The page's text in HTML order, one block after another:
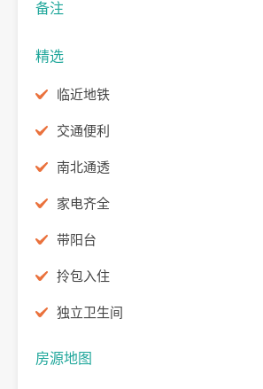
备注
精选
临近地铁
交通便利
南北通透
家电齐全
带阳台
拎包入住
独立卫生间
房源地图